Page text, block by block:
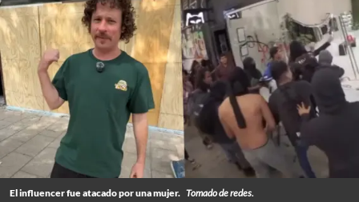
El influencer fue atacado por una mujer. Tomado de redes.